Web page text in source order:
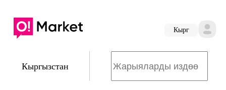
Кырг
Кыргызстан